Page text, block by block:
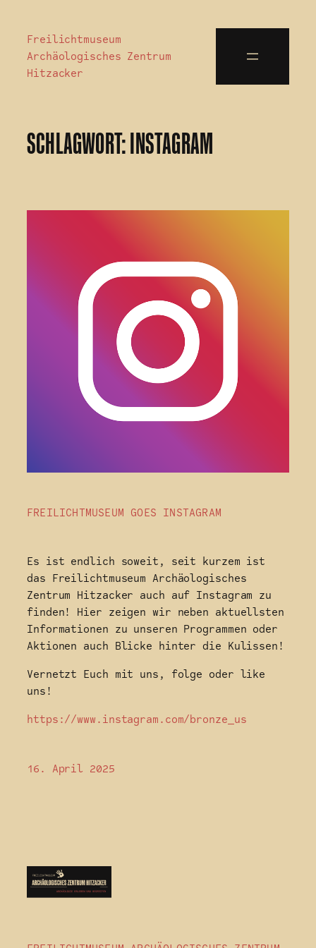
Freilichtmuseum
Archäologisches Zentrum
Hitzacker
SCHLAGWORT:INSTAGRAM
FREILICHTMUSEUM GOES INSTAGRAM
Es ist endlich soweit, seit kurzem ist
das Freilichtmuseum Archäologisches
Zentrum Hitzacker auch auf Instagram zu
finden! Hier zeigen wir neben aktuellsten
Informationen zu unseren Programmen oder
Aktionen auch Blicke hinter die Kulissen!
Vernetzt Euch mit uns, folge oder like
uns!
https://www.instagram.com/bronze_us
16. April 2025